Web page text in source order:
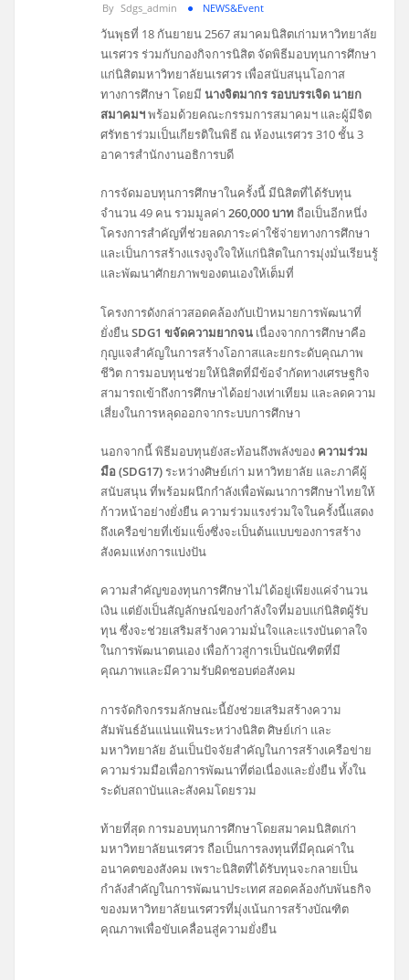
By Sdgs_admin NEWS&Event
วันพุธที่ 18 กันยายน 2567 สมาคมนิสิตเก่ามหาวิทยาลัย
นเรศวร ร่วมกับกองกิจการนิสิต จัดพิธีมอบทุนการศึกษา
แก่นิสิตมหาวิทยาลัยนเรศวร เพื่อสนับสนุนโอกาส
ทางการศึกษา โดยมีนางจิตมากร รอบบรรเจิด นายก
สมาคมฯพร้อมด้วยคณะกรรมการสมาคมฯ และผู้มีจิต
ศรัทธาร่วมเป็นเกียรติในพิธี ณ ห้องนเรศวร 310 ชั้น 3
อาคารสำนักงานอธิการบดี
การจัดมอบทุนการศึกษาในครั้งนี้ มีนิสิตที่ได้รับทุน
จำนวน 49 คน รวมมูลค่า260,000 บาท ถือเป็นอีกหนึ่ง
โครงการสำคัญที่ช่วยลดภาระค่าใช้จ่ายทางการศึกษา
และเป็นการสร้างแรงจูงใจให้แก่นิสิตในการมุ่งมั่นเรียนรู้
และพัฒนาศักยภาพของตนเองให้เต็มที่
โครงการดังกล่าวสอดคล้องกับเป้าหมายการพัฒนาที่
ยั่งยืนSDG1 ขจัดความยากจน เนื่องจากการศึกษาคือ
กุญแจสำคัญในการสร้างโอกาสและยกระดับคุณภาพ
ชีวิต การมอบทุนช่วยให้นิสิตที่มีข้อจำกัดทางเศรษฐกิจ
สามารถเข้าถึงการศึกษาได้อย่างเท่าเทียม และลดความ
เสี่ยงในการหลุดออกจากระบบการศึกษา
นอกจากนี้ พิธีมอบทุนยังสะท้อนถึงพลังของ ความร่วม
มือ (SDG17)ระหว่างศิษย์เก่า มหาวิทยาลัย และภาคีผู้
สนับสนุน ที่พร้อมผนึกกำลังเพื่อพัฒนาการศึกษาไทยให้
ก้าวหน้าอย่างยั่งยืน ความร่วมแรงร่วมใจในครั้งนี้แสดง
ถึงเครือข่ายที่เข้มแข็งซึ่งจะเป็นต้นแบบของการสร้าง
สังคมแห่งการแบ่งปัน
ความสำคัญของทุนการศึกษาไม่ได้อยู่เพียงแค่จำนวน
เงิน แต่ยังเป็นสัญลักษณ์ของกำลังใจที่มอบแก่นิสิตผู้รับ
ทุน ซึ่งจะช่วยเสริมสร้างความมั่นใจและแรงบันดาลใจ
ในการพัฒนาตนเอง เพื่อก้าวสู่การเป็นบัณฑิตที่มี
คุณภาพและมีความรับผิดชอบต่อสังคม
การจัดกิจกรรมลักษณะนี้ยังช่วยเสริมสร้างความ
สัมพันธ์อันแน่นแฟ้นระหว่างนิสิต ศิษย์เก่า และ
มหาวิทยาลัย อันเป็นปัจจัยสำคัญในการสร้างเครือข่าย
ความร่วมมือเพื่อการพัฒนาที่ต่อเนื่องและยั่งยืน ทั้งใน
ระดับสถาบันและสังคมโดยรวม
ท้ายที่สุด การมอบทุนการศึกษาโดยสมาคมนิสิตเก่า
มหาวิทยาลัยนเรศวร ถือเป็นการลงทุนที่มีคุณค่าใน
อนาคตของสังคม เพราะนิสิตที่ได้รับทุนจะกลายเป็น
กำลังสำคัญในการพัฒนาประเทศ สอดคล้องกับพันธกิจ
ของมหาวิทยาลัยนเรศวรที่มุ่งเน้นการสร้างบัณฑิต
คุณภาพเพื่อขับเคลื่อนสู่ความยั่งยืน